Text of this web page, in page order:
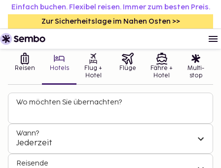
Einfach buchen. Flexibel reisen. Immer zum besten Preis.
Zur Sicherheitslage im Nahen Osten >>
Reisen Hotels
Flug +
Hotel
Flüge
Fähre +
Hotel
Multi-
stop
Wo möchten Sie übernachten?
Wann?
Jederzeit
Reisende